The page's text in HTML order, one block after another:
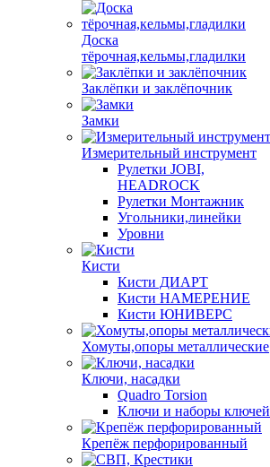
Доска
тёрочная,кельмы,гладилки
Заклёпки и заклёпочник
Замки
Измерительный инструмент
Рулетки JOBI,
HEADROCK
Рулетки Монтажник
Угольники,линейки
Уровни
Кисти
Кисти ДИАРТ
Кисти НАМЕРЕНИЕ
Кисти ЮНИВЕРС
Хомуты,опоры металлические
Ключи, насадки
Quadro Torsion
Ключи и наборы ключей
Крепёж перфорированный